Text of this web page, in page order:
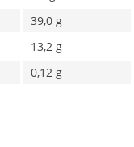
39,0 g
13,2 g
0,12 g